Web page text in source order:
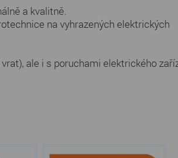
a kvalitně.
na vyhrazených elektrických
ale i s poruchami elektrického